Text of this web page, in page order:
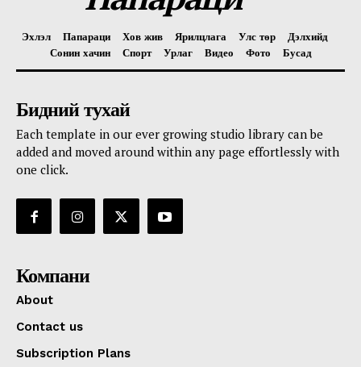
Эхлэл Папараци Хов жив Ярилцлага Улс төр
Дэлхийд
Сонин хачин
Спорт Урлаг Видео Фото Бусад
Бидний тухай
Each template in our ever growing studio library can be
added and moved around within any page effortlessly with
one click.
Компани
About
Contact us
Subscription Plans